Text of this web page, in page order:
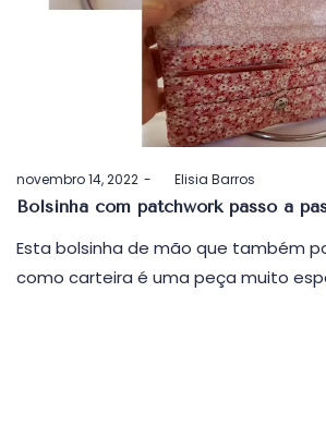
Postado
em
novembro 14, 2022 byElisia Barros
Bolsinha com patchwork passo a
Esta bolsinha de mão que também
como carteira é uma peça muito